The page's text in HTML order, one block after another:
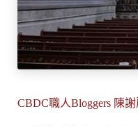
CBDC職人Bloggers 陳